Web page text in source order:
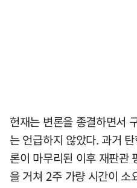
헌재는 변론을 종결하면서
는 언급하지 않았다. 과거
론이 마무리된 이후 재판관
을 거쳐 2주 가량 시간이 소